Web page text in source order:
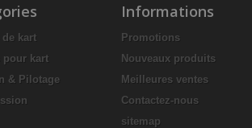
de kart
pour kart
& Pilotage
Informations
Promotions
Nouveaux produits
Meilleures ventes
Contactez-nous
sitemap